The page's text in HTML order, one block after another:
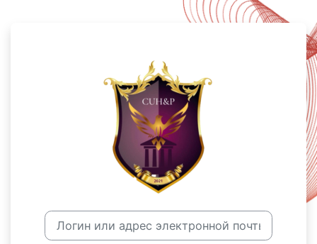
Зайти на
Логин или адрес электронной почты